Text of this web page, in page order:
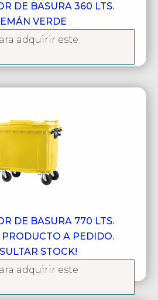
DE BASURA 360 LTS.
VERDE
adquirir este
DE BASURA 770 LTS.
A PEDIDO.
STOCK!
adquirir este